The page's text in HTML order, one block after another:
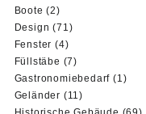
Boote 22
Produkte
Design 7171
Produkte
Fenster 44
Produkte
Füllstäbe 77
Produkte
Gastronomiebedarf 11
Geländer 1111
Produkte
69